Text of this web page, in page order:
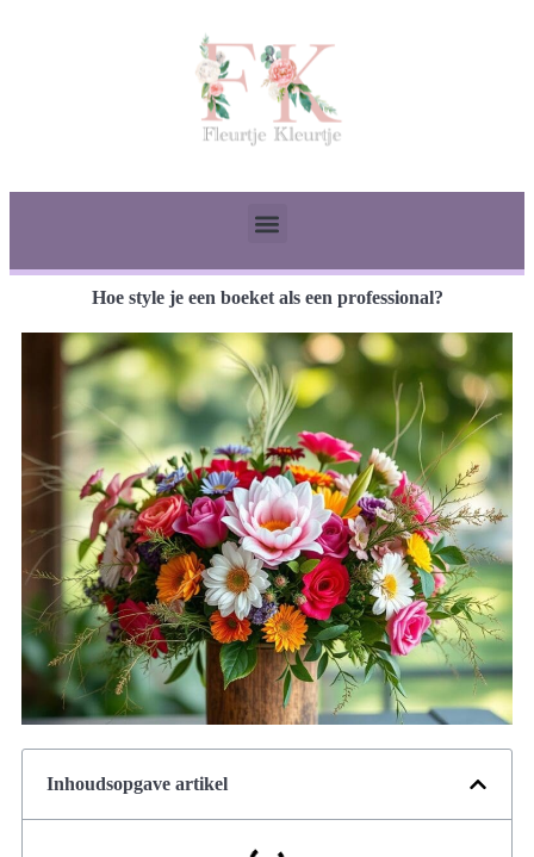
Hoe style je een boeket als een professional?
Inhoudsopgave artikel